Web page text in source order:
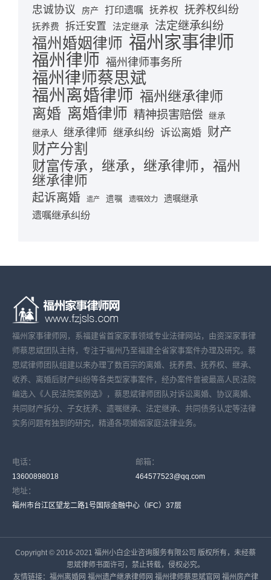
忠诚协议 房产 打印遗嘱 抚养权 抚养权纠纷
抚养费 拆迁安置 法定继承 法定继承纠纷
福州婚姻律师 福州家事律师
福州律师 福州律师事务所
福州律师蔡思斌
福州离婚律师 福州继承律师
离婚 离婚律师 精神损害赔偿 继承
继承人 继承律师 继承纠纷 诉讼离婚 财产
财产分割
财富传承，继承，继承律师，福州
继承律师
起诉离婚 遗产 遗嘱 遗嘱效力 遗嘱继承
遗嘱继承纠纷
福州家事律师网，系福建省首家家事领域专业法律网站，由资深家事律
师蔡思斌团队主持，专注于福州乃至福建全省家事案件办理及研究。蔡
思斌律师团队组建以来办理了数百宗的离婚、抚养费、抚养权、继承、
收养、离婚后财产纠纷等各类型家事案件，经办案件曾被最高人民法院
编选入《人民法院案例选》，蔡思斌律师团队对诉讼离婚、协议离婚、
共同财产拆分、子女抚养、遗嘱继承、法定继承、共同债务认定等法律
实务问题有独到的研究，精通各项婚姻家庭法律业务。
电话：
13600898018
邮箱：
464577523@qq.com
地址：
福州市台江区望龙二路1号国际金融中心（IFC）37层
Copyright © 2016-2021 福州小白企业咨询服务有限公司 版权所有，未经蔡
思斌律师书面许可，禁止转载，侵权必究。
友情链接： 福州离婚网 福州遗产继承律师网 福州律师蔡思斌官网 福州房产律